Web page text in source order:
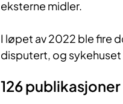
eksterne midler.
I løpet av 2022 ble fire
disputert, og
126 publikasjoner